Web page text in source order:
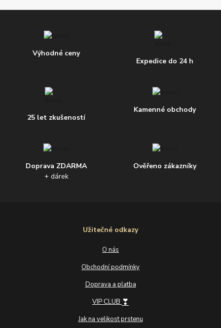
Výhodné ceny
Expedice do 24 h
25 let zkušeností
Kamenné obchody
Doprava ZDARMA
+ dárek
Ověřeno zákazníky
Užitečné odkazy
O nás
Obchodní podmínky
Doprava a platba
VIP CLUB ❣
Jak na velikost prstenu